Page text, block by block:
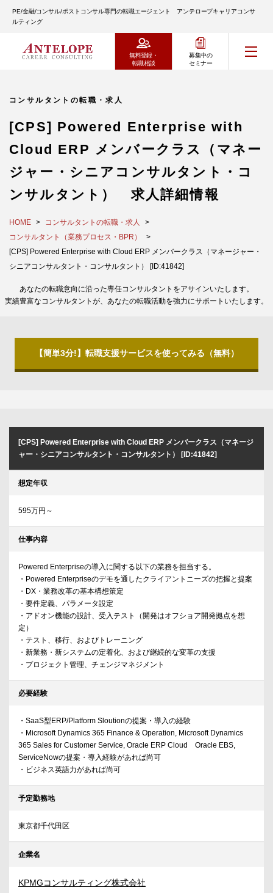
PE/金融/コンサル/ポストコンサル専門の転職エージェント アンテロープキャリアコンサ
ルティング
無料登録・
転職相談
募集中の
セミナー
コンサルタントの転職・求人
[CPS] Powered Enterprise with
Cloud ERP メンバークラス（マネー
ジャー・シニアコンサルタント・コ
ンサルタント） 求人詳細情報
HOME
コンサルタントの転職・求人
コンサルタント（業務プロセス・BPR）
[CPS] Powered Enterprise with Cloud ERP メンバークラス（マネージャー・
シニアコンサルタント・コンサルタント） [ID:41842]
あなたの転職意向に沿った専任コンサルタントをアサインいたします。
実績豊富なコンサルタントが、あなたの転職活動を強力にサポートいたします。
【簡単3分!】転職支援サービスを使ってみる（無料）
[CPS] Powered Enterprise with Cloud ERP メンバークラス（マネージ
ャー・シニアコンサルタント・コンサルタント） [ID:41842]
想定年収
595万円～
仕事内容
Powered Enterpriseの導入に関する以下の業務を担当する。
・Powered Enterpriseのデモを通したクライアントニーズの把握と提案
・DX・業務改革の基本構想策定
・要件定義、パラメータ設定
・アドオン機能の設計、受入テスト（開発はオフショア開発拠点を想
定）
・テスト、移行、およびトレーニング
・新業務・新システムの定着化、および継続的な変革の支援
・プロジェクト管理、チェンジマネジメント
必要経験
・SaaS型ERP/Platform Sloutionの提案・導入の経験
・Microsoft Dynamics 365 Finance & Operation, Microsoft Dynamics
365 Sales for Customer Service, Oracle ERP Cloud Oracle EBS,
ServiceNowの提案・導入経験があれば尚可
・ビジネス英語力があれば尚可
予定勤務地
東京都千代田区
企業名
KPMGコンサルティング株式会社